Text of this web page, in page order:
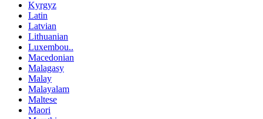
Kyrgyz
Latin
Latvian
Lithuanian
Luxembou..
Macedonian
Malagasy
Malay
Malayalam
Maltese
Maori